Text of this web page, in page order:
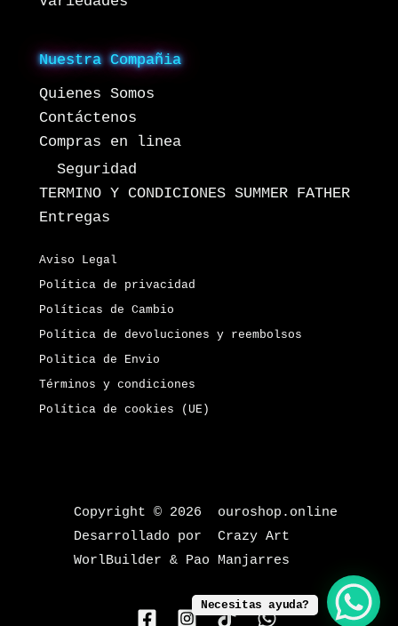
Nuestra Compañia
Quienes Somos
Contáctenos
Compras en linea
Seguridad
TERMINO Y CONDICIONES SUMMER FATHER
Entregas
Aviso Legal
Política de privacidad
Políticas de Cambio
Política de devoluciones y reembolsos
Politica de Envio
Términos y condiciones
Política de cookies (UE)
Copyright © 2026 ouroshop.online
Desarrollado por Crazy Art
WorlBuilder & Pao Manjarres
Necesitas ayuda?